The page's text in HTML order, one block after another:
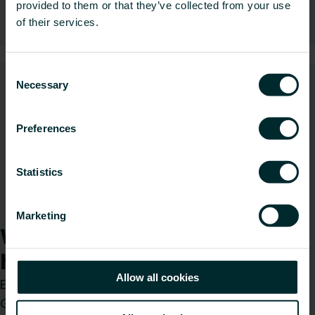
provided to them or that they’ve collected from your use
of their services.
Selection
Necessary
Preferences
Statistics
Marketing
Allow all cookies
Hydraulische Regelungen
Wie können wir Ihnen
helfen?
Egal, ob Sie Installateur, Architekt, Planer,
Großhändler oder Endverbraucher sind, treffen